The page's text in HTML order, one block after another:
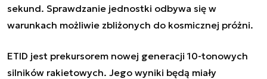
sekund. Sprawdzanie jednostki odbywa się w
warunkach możliwie zbliżonych do kosmicznej próżni.
ETID jest prekursorem nowej generacji 10-tonowych
silników rakietowych. Jego wyniki będą miały